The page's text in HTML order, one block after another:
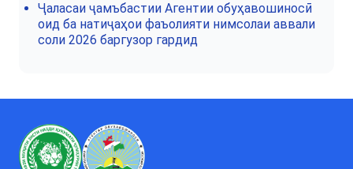
Ҷаласаи ҷамъбастии Агентии обуҳавошиносӣ
оид ба натиҷаҳои фаъолияти нимсолаи аввали
соли 2026 баргузор гардид